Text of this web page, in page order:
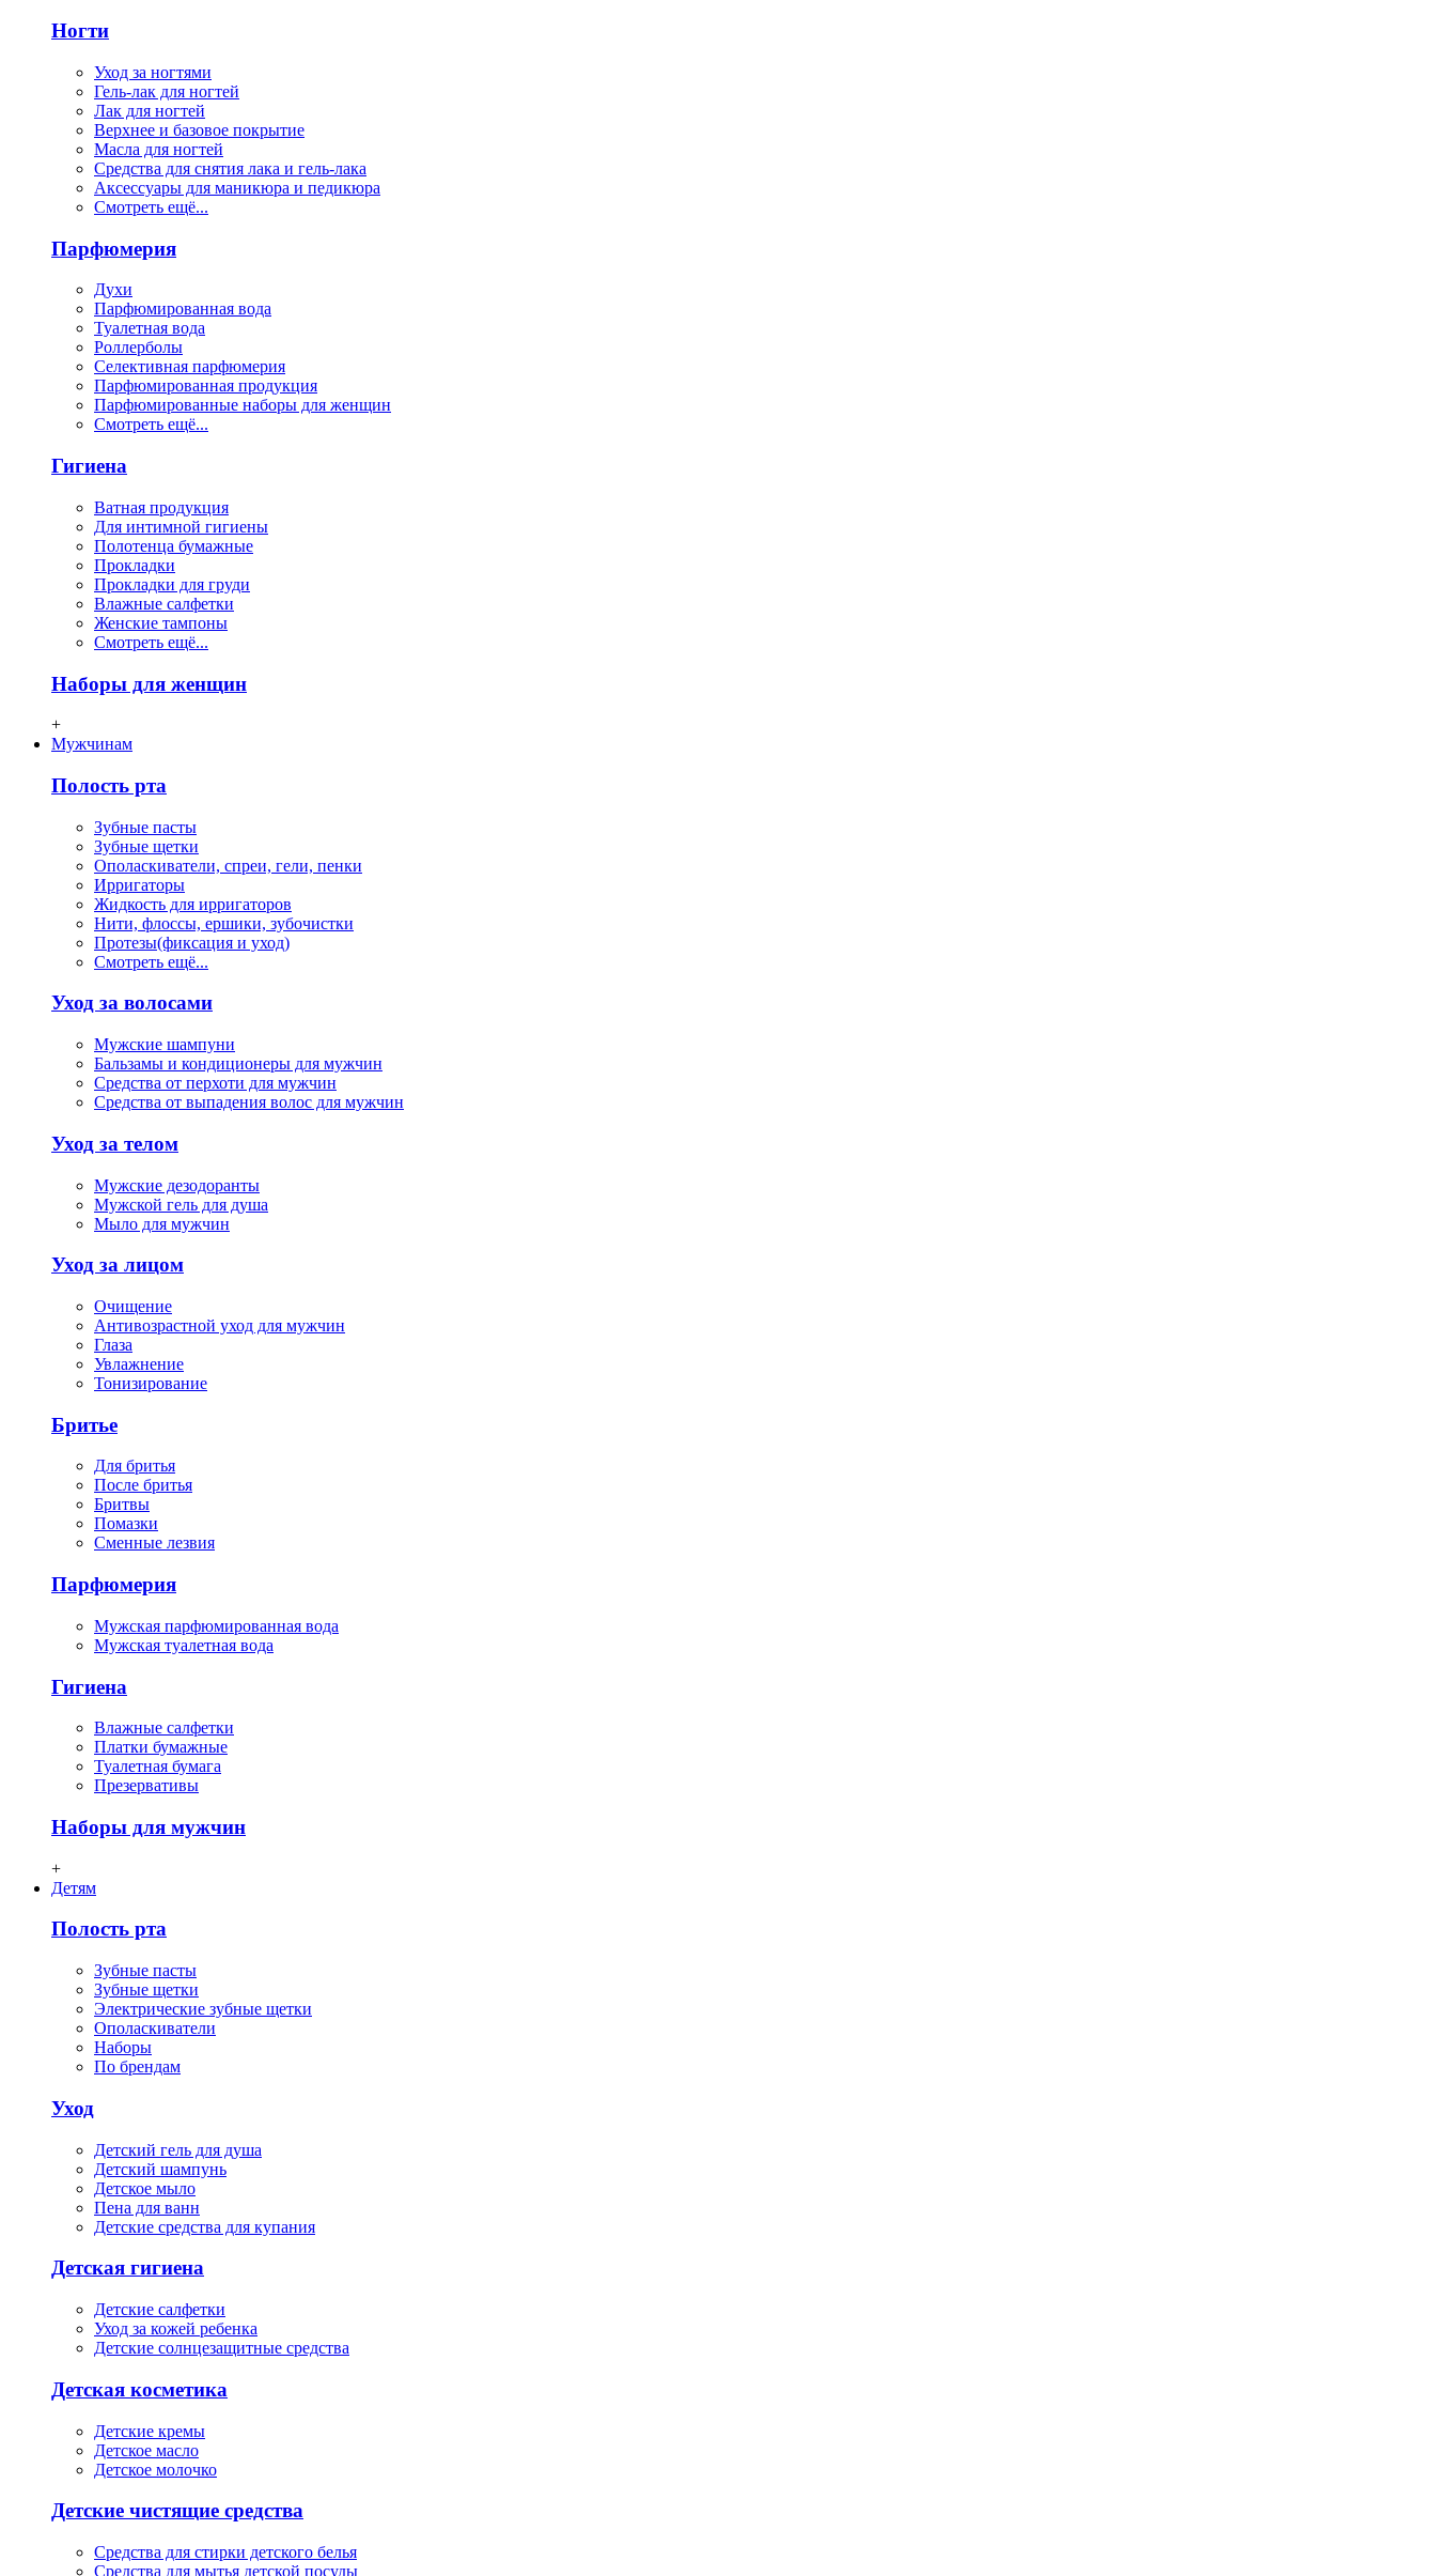
Ногти
Уход за ногтями
Гель-лак для ногтей
Лак для ногтей
Верхнее и базовое покрытие
Масла для ногтей
Средства для снятия лака и гель-лака
Аксессуары для маникюра и педикюра
Смотреть ещё...
Парфюмерия
Духи
Парфюмированная вода
Туалетная вода
Роллерболы
Селективная парфюмерия
Парфюмированная продукция
Парфюмированные наборы для женщин
Смотреть ещё...
Гигиена
Ватная продукция
Для интимной гигиены
Полотенца бумажные
Прокладки
Прокладки для груди
Влажные салфетки
Женские тампоны
Смотреть ещё...
Наборы для женщин
+
Мужчинам
Полость рта
Зубные пасты
Зубные щетки
Ополаскиватели, спреи, гели, пенки
Ирригаторы
Жидкость для ирригаторов
Нити, флосcы, ершики, зубочистки
Протезы(фиксация и уход)
Смотреть ещё...
Уход за волосами
Мужские шампуни
Бальзамы и кондиционеры для мужчин
Средства от перхоти для мужчин
Средства от выпадения волос для мужчин
Уход за телом
Мужские дезодоранты
Мужской гель для душа
Мыло для мужчин
Уход за лицом
Очищение
Антивозрастной уход для мужчин
Глаза
Увлажнение
Тонизирование
Бритье
Для бритья
После бритья
Бритвы
Помазки
Сменные лезвия
Парфюмерия
Мужская парфюмированная вода
Мужская туалетная вода
Гигиена
Влажные салфетки
Платки бумажные
Туалетная бумага
Презервативы
Наборы для мужчин
+
Детям
Полость рта
Зубные пасты
Зубные щетки
Электрические зубные щетки
Ополаскиватели
Наборы
По брендам
Уход
Детский гель для душа
Детский шампунь
Детское мыло
Пена для ванн
Детские средства для купания
Детская гигиена
Детские салфетки
Уход за кожей ребенка
Детские солнцезащитные средства
Детская косметика
Детские кремы
Детское масло
Детское молочко
Детские чистящие средства
Средства для стирки детского белья
Средства для мытья детской посуды